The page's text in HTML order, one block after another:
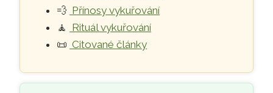
💨 Přínosy vykuřování
🧘 Rituál vykuřování
📜 Citované články